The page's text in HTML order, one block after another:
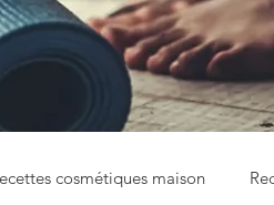
cosmétiques maison